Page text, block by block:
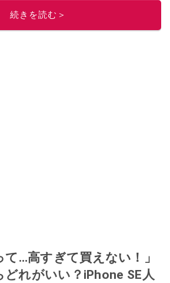
続きを読む＞
て…高すぎて買えない！」
れがいい？iPhone SE人